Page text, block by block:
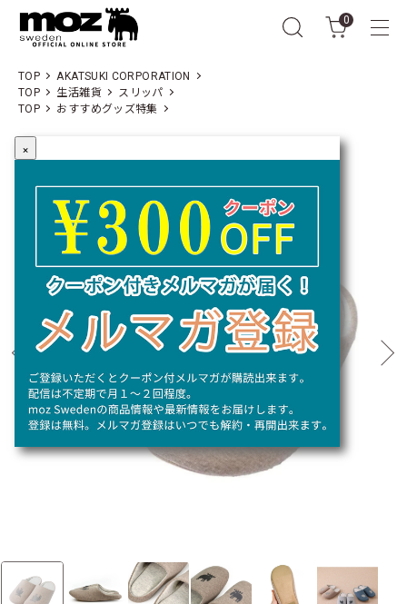
0
TOP
AKATSUKI CORPORATION
TOP
生活雑貨
スリッパ
TOP
おすすめグッズ特集
×